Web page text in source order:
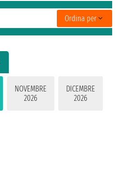
NOVEMBRE
2026
DICEMBRE
2026
Ordina per